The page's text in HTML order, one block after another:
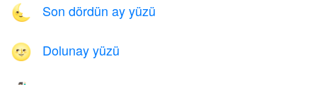
🌜 Son dördün ay yüzü
🌝 Dolunay yüzü